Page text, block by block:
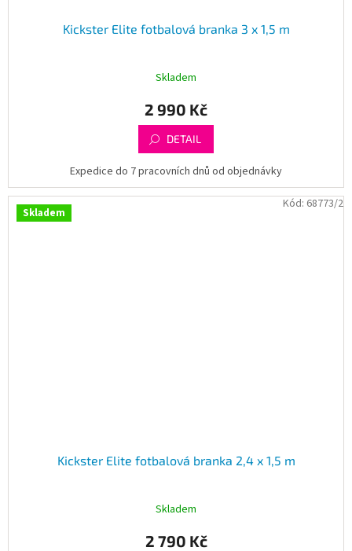
Kickster Elite fotbalová branka 3 x 1,5 m
Skladem
2 990 Kč
DETAIL
Expedice do 7 pracovních dnů od objednávky
Skladem
Kickster Elite fotbalová branka 2,4 x 1,5 m
Skladem
2 790 Kč
Kód: 68773/2